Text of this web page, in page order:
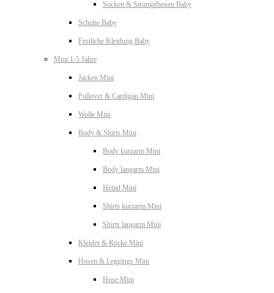
Socken & Strumpfhosen Baby
Schuhe Baby
Festliche Kleidung Baby
Mini 1-5 Jahre
Jacken Mini
Pullover & Cardigan Mini
Wolle Mini
Body & Shirts Mini
Body kurzarm Mini
Body langarm Mini
Hemd Mini
Shirts kurzarm Mini
Shirts langarm Mini
Kleider & Röcke Mini
Hosen & Leggings Mini
Hose Mini